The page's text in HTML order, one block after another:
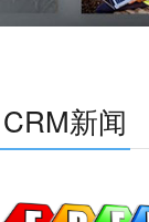
CRM新闻